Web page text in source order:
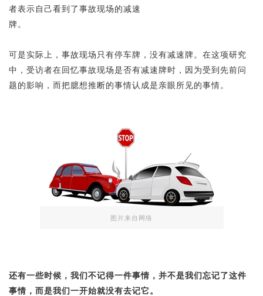
者表示自己看到了事故现场的减速
牌。
可是实际上，事故现场只有停车牌，没有减速牌。在这项研究
中，受访者在回忆事故现场是否有减速牌时，因为受到先前问
题的影响，而把臆想推断的事情认成是亲眼所见的事情。
图片来自网络
还有一些时候，我们不记得一件事情，并不是我们忘记了这件
事情，而是我们一开始就没有去记它。